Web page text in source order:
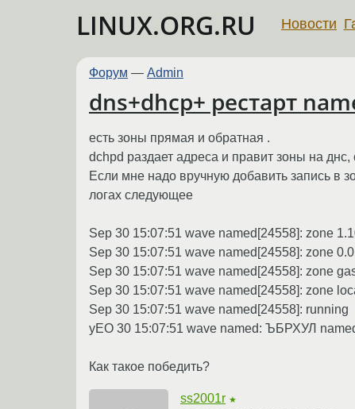
LINUX.ORG.RU Новости
Форум — Admin
dns+dhcp+ рестарт
есть зоны прямая и обратная .
dchpd раздает адреса и правит зоны на
Если мне надо вручную добавить запись в
логах следующее
Sep 30 15:07:51 wave named[24558]: zone
Sep 30 15:07:51 wave named[24558]: zone
Sep 30 15:07:51 wave named[24558]: zone
Sep 30 15:07:51 wave named[24558]: zone
Sep 30 15:07:51 wave named[24558]: running
уЕО 30 15:07:51 wave named: ЪБРХУЛ
Как такое победить?
ss2001r ★